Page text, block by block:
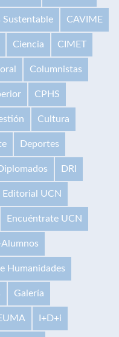
Sustentable CAVIME
Ciencia CIMET
Columnistas
CPHS
Cultura
Deportes
DRI
Editorial UCN
Encuéntrate UCN
Alumnos
Humanidades
Galería
I+D+i